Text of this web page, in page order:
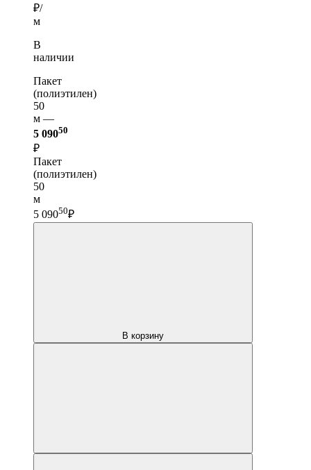
₽/
м
В
наличии
Пакет
(полиэтилен)
50
м —
5 09050
₽
Пакет
(полиэтилен)
50
м
5 09050₽
В корзину